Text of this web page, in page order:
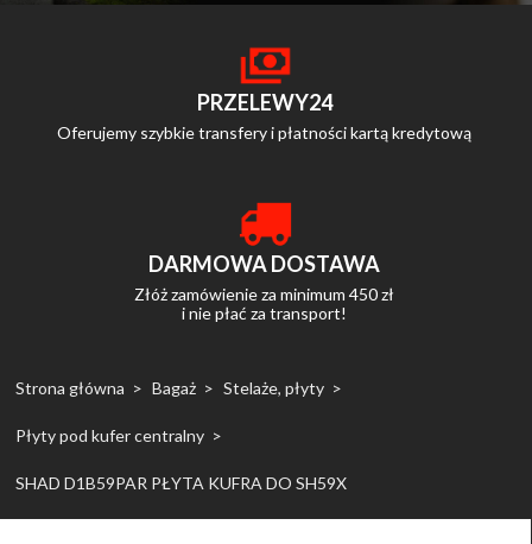
PRZELEWY24
Oferujemy szybkie transfery i płatności kartą kredytową
DARMOWA DOSTAWA
Złóż zamówienie za minimum 450 zł
i nie płać za transport!
Strona główna Bagaż Stelaże, płyty
Płyty pod kufer centralny
SHAD D1B59PAR PŁYTA KUFRA DO SH59X